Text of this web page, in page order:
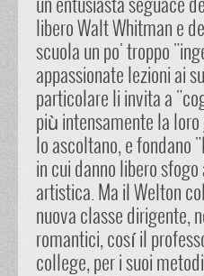
un entusiasta seguace
libero Walt Whitman e
scuola un po' troppo
appassionate lezioni ai
particolare li invita a
più intensamente la
lo ascoltano, e fondano
in cui danno libero
artistica. Ma il Welton
nuova classe dirigente,
romantici, cosí il
college, per i suoi